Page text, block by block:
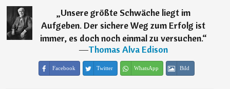
„Unsere größte Schwäche liegt im
Aufgeben. Der sichere Weg zum Erfolg ist
immer, es doch noch einmal zu versuchen.“
―Thomas Alva Edison
Facebook Twitter WhatsApp Bild